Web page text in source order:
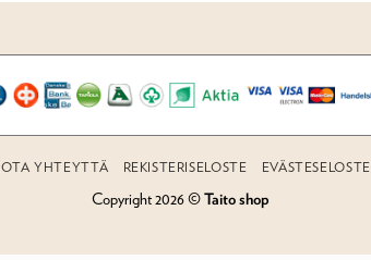
OTA YHTEYTTÄ REKISTERISELOSTE EVÄSTESELOSTE
Copyright 2026 ©Taito shop